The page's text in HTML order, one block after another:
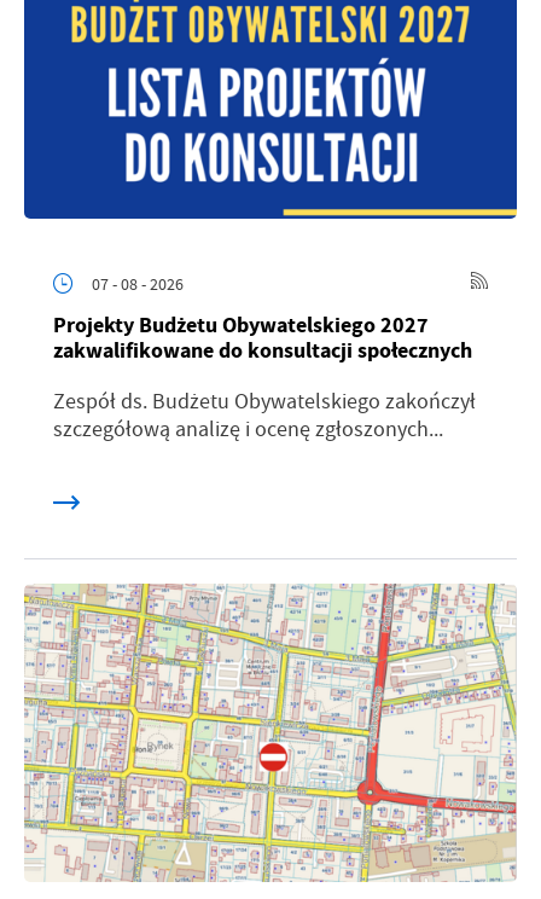
07 - 08 - 2026
Projekty Budżetu Obywatelskiego 2027
zakwalifikowane do konsultacji społecznych
Zespół ds. Budżetu Obywatelskiego zakończył
szczegółową analizę i ocenę zgłoszonych...